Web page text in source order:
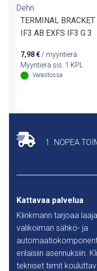
Dehn
TERMINAL BRACKET
IF3 AB EXFS IF3 G 3
7,98€ / myyntierä
Myyntierä sis. 1 KPL
Varastossa
1. NOPEA
Kattavaa palvelua
Klinkmann tarjoaa
valikoiman sähkö- ja
erilaisiin asennuksiin.
tekniset tiimit